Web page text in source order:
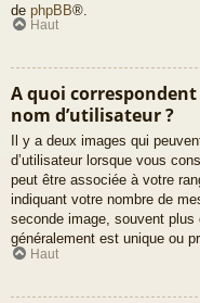
de phpBB®.
Haut
A quoi
nom d’utilisateur ?
Il y a deux images qui
d’utilisateur lorsque vous
peut être associée à votre
indiquant votre nombre de
seconde image, souvent plus
généralement est unique ou
Haut